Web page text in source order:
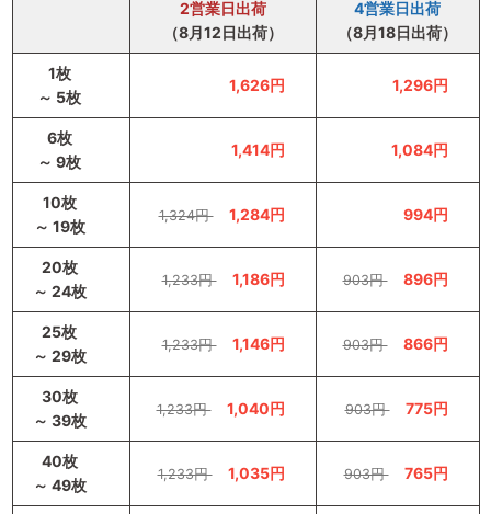
2営業日出荷
（8月12日出荷）
4営業日出荷
（8月18日出荷）
1枚
～ 5枚
1,626円 1,296円
6枚
～ 9枚
1,414円 1,084円
10枚
～ 19枚
1,324円 1,284円 994円
20枚
～ 24枚
1,233円 1,186円 903円 896円
25枚
～ 29枚
1,233円 1,146円 903円 866円
30枚
～ 39枚
1,233円 1,040円 903円 775円
40枚
～ 49枚
1,233円 1,035円 903円 765円